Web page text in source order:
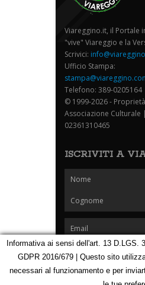
Viareggino.it, il Portale
"vive" Viareggio e la
Scrivici:
Ufficio Stampa:
Telefono: 389-0205164
© 1999-2026 -
Associazione Culturale
02361310465
ISCRIVITI A
Homepage Notizie Speciali
Informativa ai sensi dell'art. 13 D.LGS.
GDPR 2016/679 | Questo sito
necessari al funzionamento e per